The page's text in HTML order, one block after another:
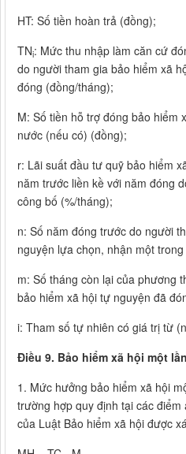
HT: Số tiền hoàn trả (đồng);
TNi: Mức thu nhập làm căn cứ
do người tham gia bảo hiểm xã
đóng (đồng/tháng);
M: Số tiền hỗ trợ đóng bảo hiểm
nước (nếu có) (đồng);
r: Lãi suất đầu tư quỹ bảo hiểm
năm trước liền kề với năm đóng
công bố (%/tháng);
n: Số năm đóng trước do người
nguyện lựa chọn, nhận một
m: Số tháng còn lại của phương
bảo hiểm xã hội tự nguyện đã
i: Tham số tự nhiên có giá trị từ
Điều 9. Bảo hiểm xã hội một lần
1. Mức hưởng bảo hiểm xã hội
trường hợp quy định tại các
của Luật Bảo hiểm xã hội được